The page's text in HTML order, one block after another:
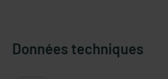
Données techniques